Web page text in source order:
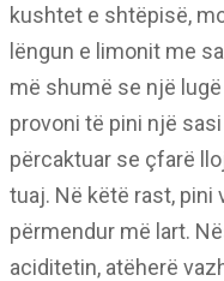
kushtet e shtëpisë,
lëngun e limonit me
më shumë se një
provoni të pini një
përcaktuar se çfarë
tuaj. Në këtë rast,
përmendur më lart.
aciditetin, atëherë